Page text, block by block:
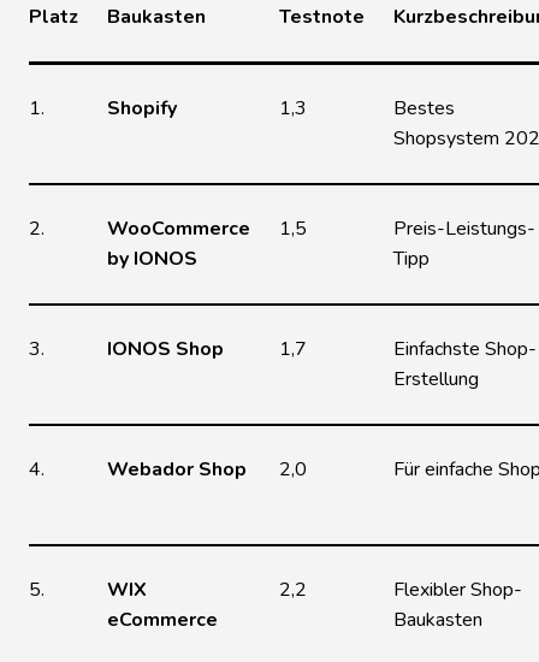
Platz Baukasten Testnote
1. Shopify 1,3
Bestes
Shopsystem
2.
WooCommerce
by IONOS
1,5
Preis-Leistungs-
Tipp
3. IONOS Shop 1,7
Einfachste Shop-
Erstellung
4. Webador Shop 2,0 Für einfache
5.
WIX
eCommerce
2,2
Flexibler Shop-
Baukasten